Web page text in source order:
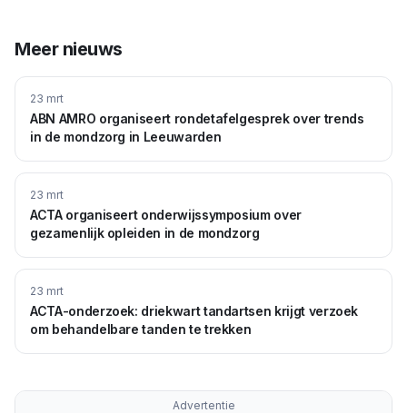
Meer nieuws
23 mrt
ABN AMRO organiseert rondetafelgesprek over trends
in de mondzorg in Leeuwarden
23 mrt
ACTA organiseert onderwijssymposium over
gezamenlijk opleiden in de mondzorg
23 mrt
ACTA-onderzoek: driekwart tandartsen krijgt verzoek
om behandelbare tanden te trekken
Advertentie